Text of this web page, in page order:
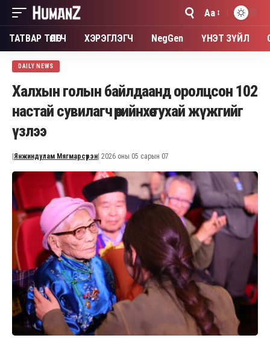
Font
Resizer
Aa
ТАТВАР ТӨЛӨГЧ ХЭРЭГЛЭГЧ NegGen ҮНЭТ ЗҮЙЛ
DAILY NEWS
Халхын голын байлдаанд оролцсон 102
настай сувилагч өөрийнхөө тухай жүжгийг
үзлээ
Янжиндулам Мягмарсүрэн | 2026 оны 05 сарын 07